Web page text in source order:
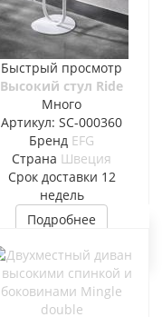
Быстрый просмотр
Высокий стул Ride
Много
Артикул: SC-000360
Бренд EFG
Страна Швеция
Cрок доставки 12
недель
Подробнее